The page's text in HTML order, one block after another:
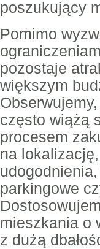
poszukujący
Pomimo
pozostaje
większym
często wiążą
procesem
na
parkingowe
mieszkania o
z dużą